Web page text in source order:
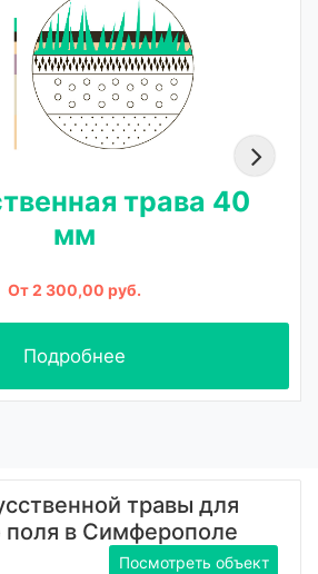
трава 40
мм
От 2 300,00 руб.
Подробнее
травы для
поля в Симферополе
Посмотреть объект